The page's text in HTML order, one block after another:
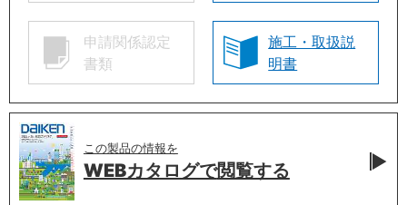
申請関係認定
書類
施工・取扱説
明書
この製品の情報を
WEBカタログで閲覧する